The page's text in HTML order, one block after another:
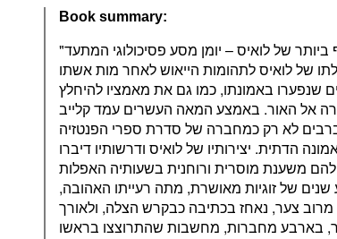
Book summary:
"התבוננות ביגון" הוא הטקסט האישי והחשוף ביותר של לואיס – יומן מסע פסיכולוגי המתעד
של לואיס לתהומות הייאוש לאחר מות אשתו
שנפערו באמונתו, כמו גם את מאמציו להיחלץ
אל האור. באמצע המאה העשרים עמד קלייב
לא רק כמחברה של סדרת ספרי הפנטזיה
הדתית. יצירותיו של לואיס ודרשותיו דיברו
להם משענת מוסרית ורוחנית בשעותיה האפלות
1960, אחרי ארבע שנים של זוגיות מאושרת, מתה רעייתו האהובה,
צער, נאחז בכתיבה כבקרש הצלה, ולאורך